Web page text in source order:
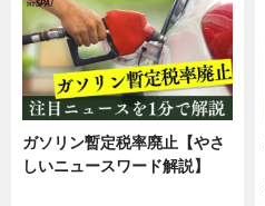
ガソリン暫定税率廃止【やさ
しいニュースワード解説】